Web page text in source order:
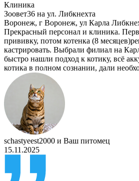
Клиника
Зоовет36 на ул. Либкнехта
Воронеж, г Воронеж, ул Карла
Прекрасный персонал и клиника.
прививку, потом котенка (8
кастрировать. Выбрали филиал на
быстро нашли подход к котику, всё
котика в полном сознании, дали
schastyeest2000 и Ваш питомец
15.11.2025